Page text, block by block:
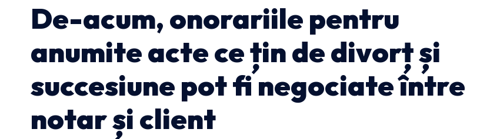
De-acum, onorariile pentru
anumite acte ce țin de divorț și
succesiune pot fi negociate între
notar și client